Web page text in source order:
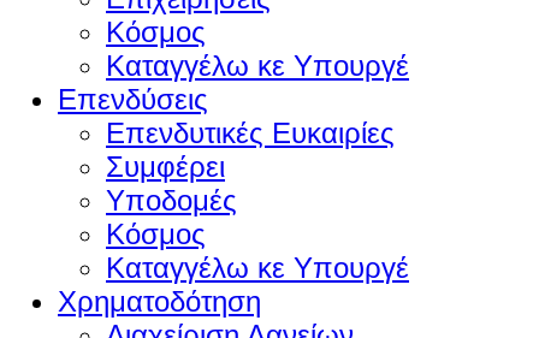
Κόσμος
Καταγγέλω κε Υπουργέ
Επενδύσεις
Επενδυτικές Ευκαιρίες
Συμφέρει
Υποδομές
Κόσμος
Καταγγέλω κε Υπουργέ
Χρηματοδότηση